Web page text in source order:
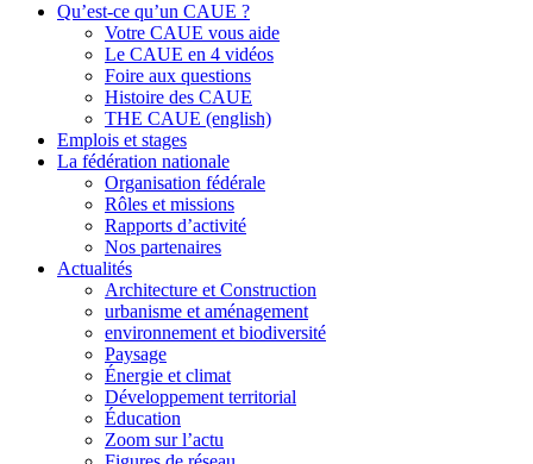
Qu’est-ce qu’un CAUE ?
Votre CAUE vous aide
Le CAUE en 4 vidéos
Foire aux questions
Histoire des CAUE
THE CAUE (english)
Emplois et stages
La fédération nationale
Organisation fédérale
Rôles et missions
Rapports d’activité
Nos partenaires
Actualités
Architecture et Construction
urbanisme et aménagement
environnement et biodiversité
Paysage
Énergie et climat
Développement territorial
Éducation
Zoom sur l’actu